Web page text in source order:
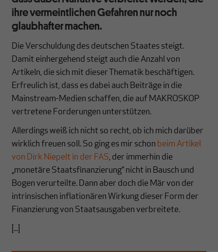
ihre vermeintlichen Gefahren nur noch
glaubhafter machen.
Die Verschuldung des deutschen Staates steigt.
Damit einhergehend steigt auch die Anzahl von
Artikeln, die sich mit dieser Thematik beschäftigen.
Erfreulich ist, dass es dabei auch Beiträge in die
Mainstream-Medien schaffen, die auf MAKROSKOP
vertretene Forderungen unterstützen.
Allerdings weiß ich nicht so recht, ob ich mich darüber
wirklich freuen soll. So ging es mir schon beim Artikel
von Dirk Niepelt in der FAS, der immerhin die
„monetäre Staatsfinanzierung“ nicht in Bausch und
Bogen verurteilte. Dann aber doch die Mär von der
intrinsischen inflationären Wirkung dieser Form der
Finanzierung von Staatsausgaben verbreitete.
[...]